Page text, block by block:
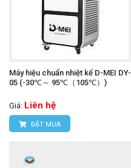
Máy hiệu chuẩn nhiệt kế D-MEI DY-
05 (-30℃～ 95℃（105℃）)
Giá: Liên hệ
ĐẶT MUA